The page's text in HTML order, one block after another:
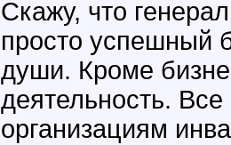
Скажу, что
просто успешный
души. Кроме
деятельность.
организациям